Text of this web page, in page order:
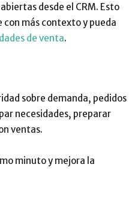
desde el CRM. Esto
más contexto y pueda
de venta.
sobre demanda, pedidos
necesidades, preparar
ventas.
minuto y mejora la